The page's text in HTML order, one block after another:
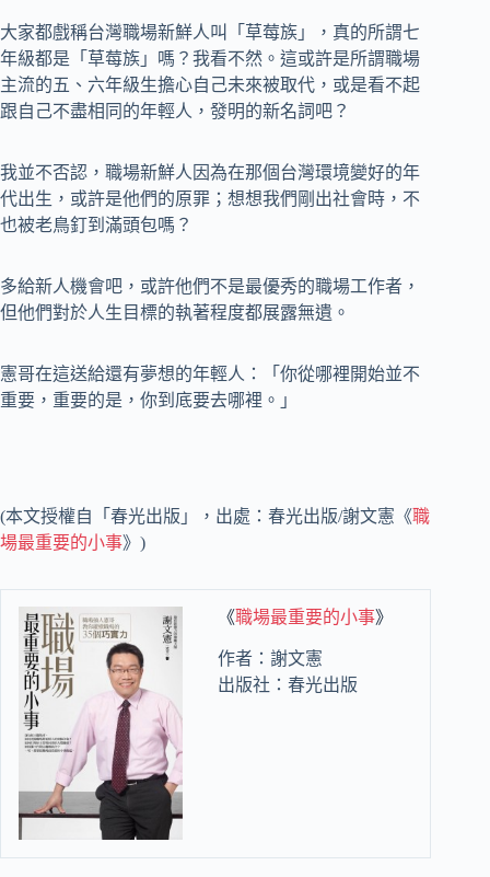
大家都戲稱台灣職場新鮮人叫「草莓族」，真的所謂七
年級都是「草莓族」嗎？我看不然。這或許是所謂職場
主流的五、六年級生擔心自己未來被取代，或是看不起
跟自己不盡相同的年輕人，發明的新名詞吧？
我並不否認，職場新鮮人因為在那個台灣環境變好的年
代出生，或許是他們的原罪；想想我們剛出社會時，不
也被老鳥釘到滿頭包嗎？
多給新人機會吧，或許他們不是最優秀的職場工作者，
但他們對於人生目標的執著程度都展露無遺。
憲哥在這送給還有夢想的年輕人：「你從哪裡開始並不
重要，重要的是，你到底要去哪裡。」
(本文授權自「春光出版」，出處：春光出版/謝文憲《職
場最重要的小事》)
《職場最重要的小事》
作者：謝文憲
出版社：春光出版